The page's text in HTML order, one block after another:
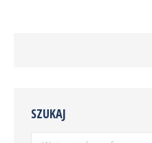
SZUKAJ
Szukaj: